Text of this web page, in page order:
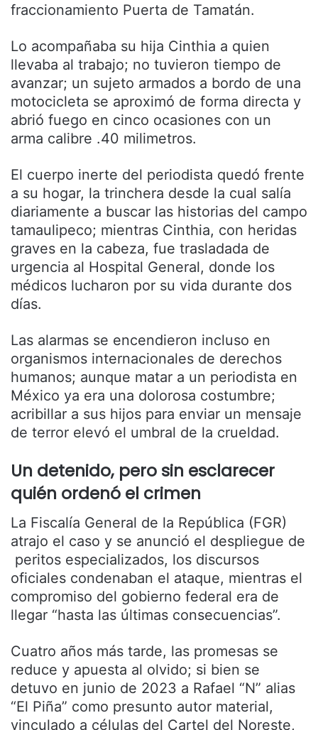
fraccionamiento Puerta de Tamatán.
Lo acompañaba su hija Cinthia a quien
llevaba al trabajo; no tuvieron tiempo de
avanzar; un sujeto armados a bordo de una
motocicleta se aproximó de forma directa y
abrió fuego en cinco ocasiones con un
arma calibre .40 milimetros.
El cuerpo inerte del periodista quedó frente
a su hogar, la trinchera desde la cual salía
diariamente a buscar las historias del campo
tamaulipeco; mientras Cinthia, con heridas
graves en la cabeza, fue trasladada de
urgencia al Hospital General, donde los
médicos lucharon por su vida durante dos
días.
Las alarmas se encendieron incluso en
organismos internacionales de derechos
humanos; aunque matar a un periodista en
México ya era una dolorosa costumbre;
acribillar a sus hijos para enviar un mensaje
de terror elevó el umbral de la crueldad.
Un detenido, pero sin esclarecer
quién ordenó el crimen
La Fiscalía General de la República (FGR)
atrajo el caso y se anunció el despliegue de
peritos especializados, los discursos
oficiales condenaban el ataque, mientras el
compromiso del gobierno federal era de
llegar “hasta las últimas consecuencias”.
Cuatro años más tarde, las promesas se
reduce y apuesta al olvido; si bien se
detuvo en junio de 2023 a Rafael “N” alias
“El Piña” como presunto autor material,
vinculado a células del Cartel del Noreste,